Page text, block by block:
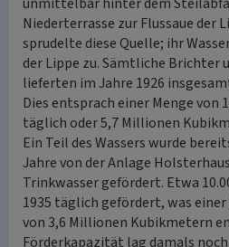
Niederterrasse zur Flussaue der
sprudelte diese Quelle; ihr
der Lippe zu. Sämtliche Brichter
lieferten im Jahre 1926
Dies entsprach einer Menge von
täglich oder 5,7 Millionen
Ein Teil des Wassers wurde
Jahre von der Anlage
Trinkwasser gefördert. Etwa
1935 täglich gefördert, was
von 3,6 Millionen Kubikmetern
Förderkapazität lag damals